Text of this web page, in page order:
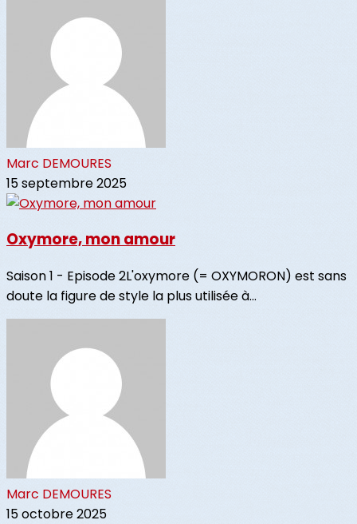
Marc DEMOURES
15 septembre 2025
Oxymore, mon amour
Saison 1 - Episode 2L'oxymore (= OXYMORON) est sans
doute la figure de style la plus utilisée à...
Marc DEMOURES
15 octobre 2025